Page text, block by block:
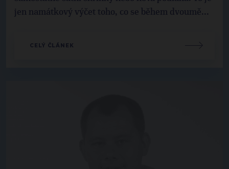
jen namátkový výčet toho, co se během dvoumě...
CELÝ ČLÁNEK